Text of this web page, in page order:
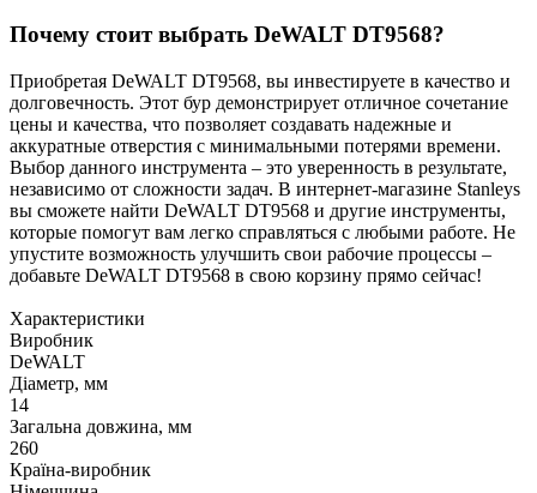
Почему стоит выбрать DeWALT DT9568?
Приобретая DeWALT DT9568, вы инвестируете в качество и
долговечность. Этот бур демонстрирует отличное сочетание
цены и качества, что позволяет создавать надежные и
аккуратные отверстия с минимальными потерями времени.
Выбор данного инструмента – это уверенность в результате,
независимо от сложности задач. В интернет-магазине Stanleys
вы сможете найти DeWALT DT9568 и другие инструменты,
которые помогут вам легко справляться с любыми работе. Не
упустите возможность улучшить свои рабочие процессы –
добавьте DeWALT DT9568 в свою корзину прямо сейчас!
Характеристики
Виробник
DeWALT
Діаметр, мм
14
Загальна довжина, мм
260
Країна-виробник